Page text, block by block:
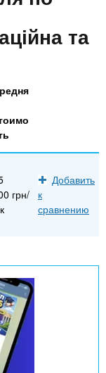
та
грн/
Добавить
к
сравнению